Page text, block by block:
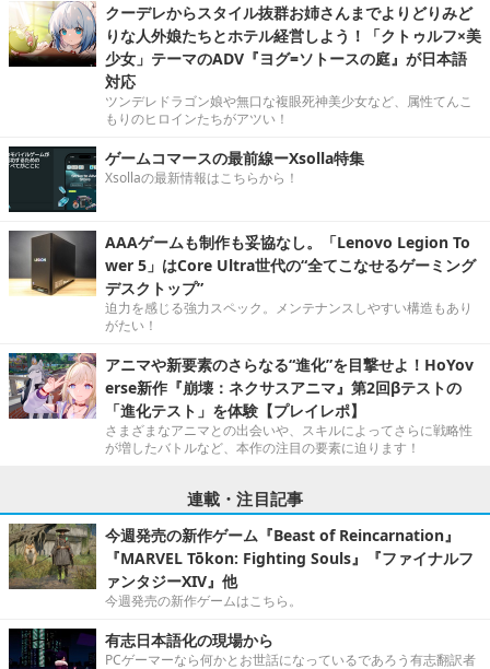
クーデレからスタイル抜群お姉さんまでよりどりみど
りな人外娘たちとホテル経営しよう！「クトゥルフ×美
少女」テーマのADV『ヨグ=ソトースの庭』が日本語
対応
ツンデレドラゴン娘や無口な複眼死神美少女など、属性てんこ
もりのヒロインたちがアツい！
ゲームコマースの最前線ーXsolla特集
Xsollaの最新情報はこちらから！
AAAゲームも制作も妥協なし。「Lenovo Legion To
wer 5」はCore Ultra世代の“全てこなせるゲーミング
デスクトップ”
迫力を感じる強力スペック。メンテナンスしやすい構造もあり
がたい！
アニマや新要素のさらなる“進化”を目撃せよ！HoYov
erse新作『崩壊：ネクサスアニマ』第2回βテストの
「進化テスト」を体験【プレイレポ】
さまざまなアニマとの出会いや、スキルによってさらに戦略性
が増したバトルなど、本作の注目の要素に迫ります！
連載・注目記事
今週発売の新作ゲーム『Beast of Reincarnation』
『MARVEL Tōkon: Fighting Souls』『ファイナルフ
ァンタジーXIV』他
今週発売の新作ゲームはこちら。
有志日本語化の現場から
PCゲーマーなら何かとお世話になっているであろう有志翻訳者